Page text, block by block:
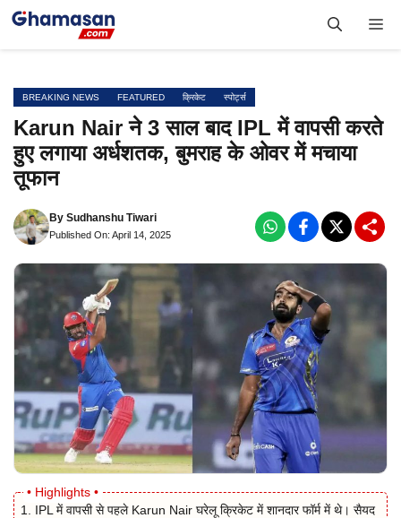
Skip
BREAKING NEWS FEATURED क्रिकेट स्पोर्ट्स
Karun Nair ने 3 साल बाद IPL में वापसी करते
हुए लगाया अर्धशतक, बुमराह के ओवर में मचाया
तूफान
By Sudhanshu Tiwari
Published On: April 14, 2025
IPL में वापसी से पहले Karun Nair घरेलू क्रिकेट में शानदार फॉर्म में थे। सैयद